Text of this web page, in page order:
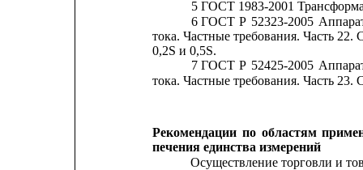
5 ГОСТ 1983-2001
6 ГОСТ Р 52323-2005
тока. Частные требования. Часть 22.
0,2S и 0,5S.
7 ГОСТ Р 52425-2005
тока. Частные требования. Часть 23.
Рекомендации по областям
печения единства измерений
Осуществление торговли и